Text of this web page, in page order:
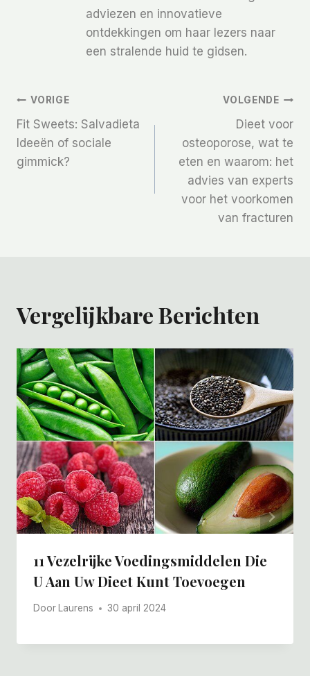
adviezen en innovatieve
ontdekkingen om haar lezers naar
een stralende huid te gidsen.
Bericht
Navigatie
VORIGE
Fit Sweets: Salvadieta
Ideeën of sociale
gimmick?
VOLGENDE
Dieet voor
osteoporose, wat te
eten en waarom: het
advies van experts
voor het voorkomen
van fracturen
Vergelijkbare Berichten
11 Vezelrijke Voedingsmiddelen Die
U Aan Uw Dieet Kunt Toevoegen
Door Laurens 30 april 2024